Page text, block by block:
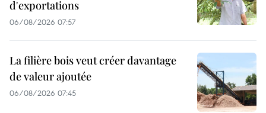
d'exportations
06/08/2026 07:57
La filière bois veut créer davantage
de valeur ajoutée
06/08/2026 07:45